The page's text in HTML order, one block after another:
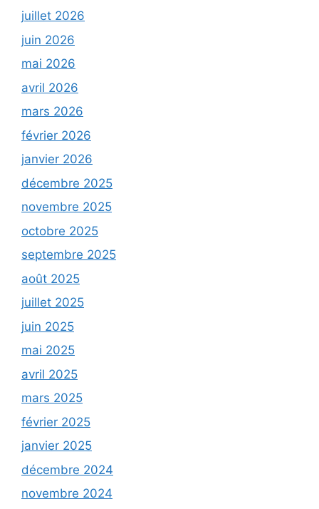
juillet 2026
juin 2026
mai 2026
avril 2026
mars 2026
février 2026
janvier 2026
décembre 2025
novembre 2025
octobre 2025
septembre 2025
août 2025
juillet 2025
juin 2025
mai 2025
avril 2025
mars 2025
février 2025
janvier 2025
décembre 2024
novembre 2024